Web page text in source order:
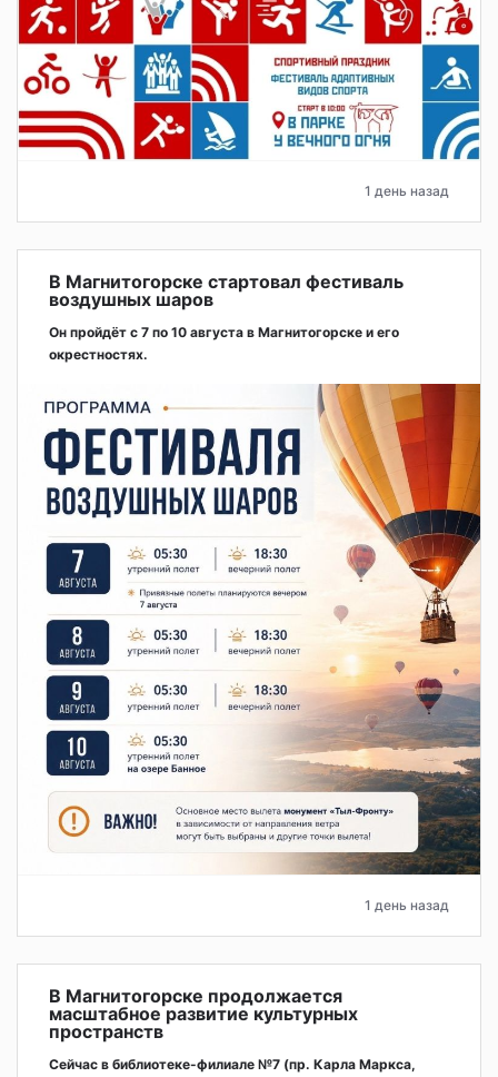
1 день назад
В Магнитогорске стартовал фестиваль
воздушных шаров
Он пройдёт с 7 по 10 августа в Магнитогорске и его
окрестностях.
1 день назад
В Магнитогорске продолжается
масштабное развитие культурных
пространств
Сейчас в библиотеке-филиале №7 (пр. Карла Маркса,